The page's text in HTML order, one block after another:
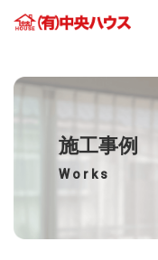
施工事例
Works